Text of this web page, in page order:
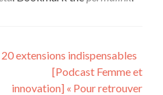
extensions indispensables
[Podcast Femme et
innovation] « Pour retrouver